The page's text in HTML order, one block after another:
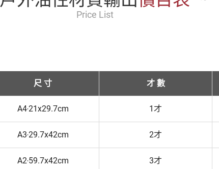
Price List
尺 寸 才 數
A4‧21x29.7cm 1才
A3‧29.7x42cm 2才
A2‧59.7x42cm 3才